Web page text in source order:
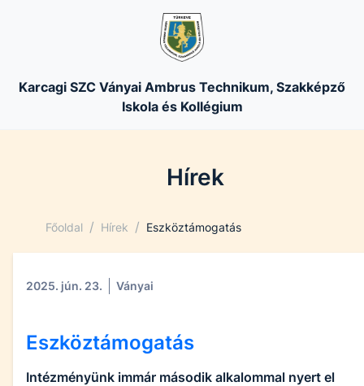
Karcagi SZC Ványai Ambrus Technikum, Szakképző
Iskola és Kollégium
Hírek
Főoldal / Hírek / Eszköztámogatás
2025. jún. 23. Ványai
Eszköztámogatás
Intézményünk immár második alkalommal nyert el